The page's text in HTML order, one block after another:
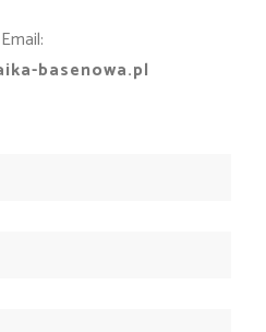
Email:
basenowa.pl